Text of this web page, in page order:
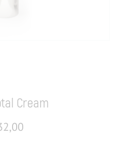
Cream